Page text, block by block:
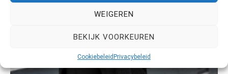
WEIGEREN
BEKIJK VOORKEUREN
Cookiebeleid Privacybeleid